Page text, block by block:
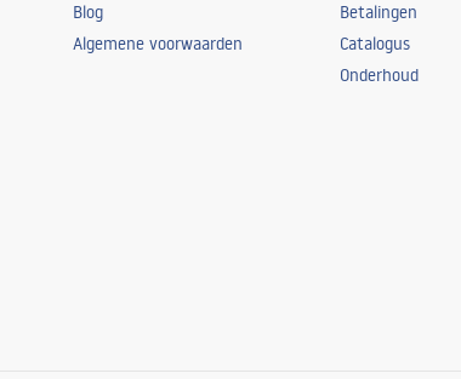
Blog
Algemene voorwaarden
Betalingen
Catalogus
Onderhoud